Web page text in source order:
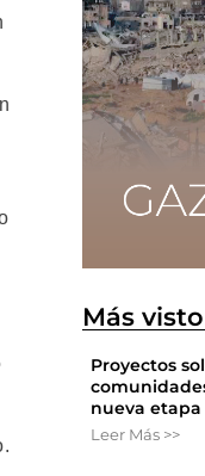
Más visto
Proyectos
nueva etapa
Leer Más >>